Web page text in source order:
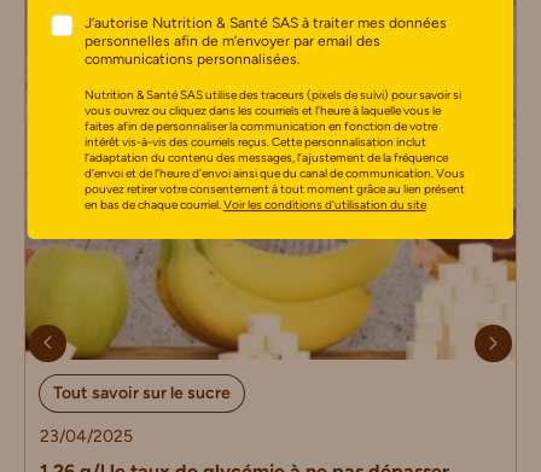
Tout savoir sur le sucre
23/04/2025
J’autorise Nutrition & Santé SAS à traiter mes données
personnelles afin de m’envoyer par email des
communications personnalisées.
Nutrition & Santé SAS utilise des traceurs (pixels de suivi) pour savoir si
vous ouvrez ou cliquez dans les courriels et l’heure à laquelle vous le
faites afin de personnaliser la communication en fonction de votre
intérêt vis-à-vis des courriels reçus. Cette personnalisation inclut
l’adaptation du contenu des messages, l’ajustement de la fréquence
d’envoi et de l’heure d’envoi ainsi que du canal de communication. Vous
pouvez retirer votre consentement à tout moment grâce au lien présent
en bas de chaque courriel.Voir les conditions d’utilisation du site